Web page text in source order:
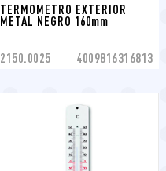
TERMOMETRO EXTERIOR
METAL NEGRO 160mm
2150.0025 4009816316813